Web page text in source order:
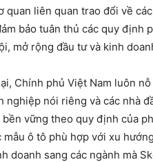
quan liên quan trao đổi về
bảo tuân thủ các quy định
mở rộng đầu tư và kinh
Chính phủ Việt Nam luôn
nghiệp nói riêng và các nhà
vững theo quy định của
mẫu ô tô phù hợp với xu
doanh sang các ngành mà